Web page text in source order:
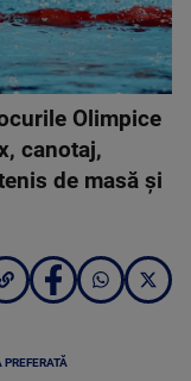
Olimpice
canotaj,
de masă şi